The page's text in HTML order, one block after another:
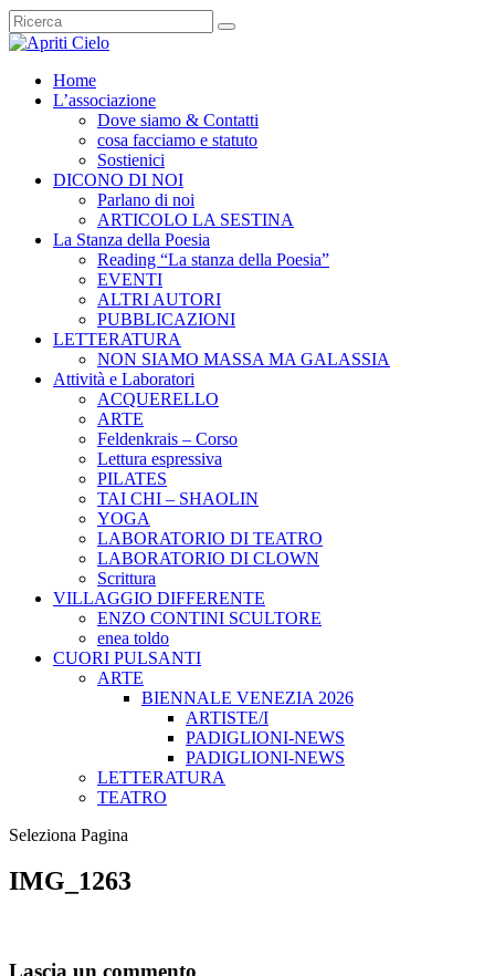
Home
L’associazione
Dove siamo & Contatti
cosa facciamo e statuto
Sostienici
DICONO DI NOI
Parlano di noi
ARTICOLO LA SESTINA
La Stanza della Poesia
Reading “La stanza della Poesia”
EVENTI
ALTRI AUTORI
PUBBLICAZIONI
LETTERATURA
NON SIAMO MASSA MA GALASSIA
Attività e Laboratori
ACQUERELLO
ARTE
Feldenkrais – Corso
Lettura espressiva
PILATES
TAI CHI – SHAOLIN
YOGA
LABORATORIO DI TEATRO
LABORATORIO DI CLOWN
Scrittura
VILLAGGIO DIFFERENTE
ENZO CONTINI SCULTORE
enea toldo
CUORI PULSANTI
ARTE
BIENNALE VENEZIA 2026
ARTISTE/I
PADIGLIONI-NEWS
PADIGLIONI-NEWS
LETTERATURA
TEATRO
Seleziona Pagina
IMG_1263
Lascia un commento